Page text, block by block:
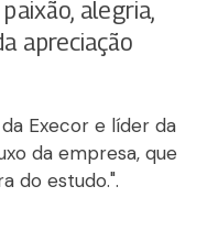
alegria,
apreciação
Execor e líder da
da empresa, que
do estudo.".